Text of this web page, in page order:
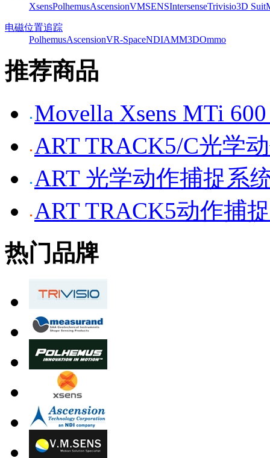
XsensPolhemusAscensionVMSENSIntersenseTrivisio3D Suit
电磁位置追踪
PolhemusAscensionVR-SpaceNDIAMM3DOmmo
推荐商品
Movella Xsens MTi
ART TRACK5/C光学
ART 光学动作捕捉系
ART TRACK5动作捕
热门品牌